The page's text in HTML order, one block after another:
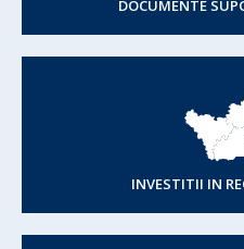
DOCUMENTE
INVESTITII IN